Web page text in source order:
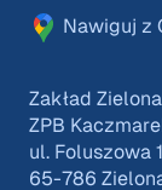
Nawiguj z
Zakład
ZPB
ul. Foluszowa
65-786